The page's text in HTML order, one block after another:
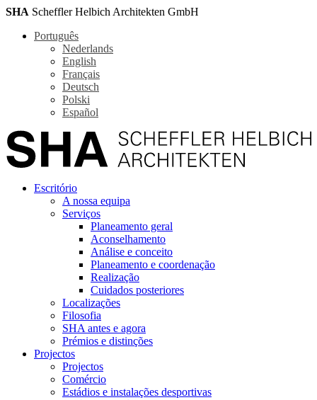
SHA Scheffler Helbich Architekten GmbH
Português
Nederlands
English
Français
Deutsch
Polski
Español
Escritório
A nossa equipa
Serviços
Planeamento geral
Aconselhamento
Análise e conceito
Planeamento e coordenação
Realização
Cuidados posteriores
Localizações
Filosofia
SHA antes e agora
Prémios e distinções
Projectos
Projectos
Comércio
Estádios e instalações desportivas